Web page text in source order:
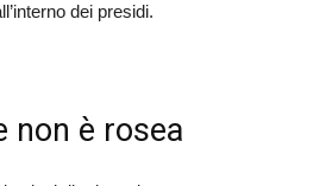
dei presidi.
non è rosea